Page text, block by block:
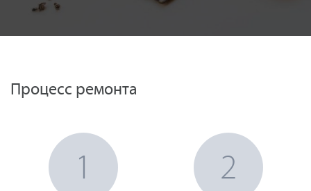
Процесс ремонта
1 2